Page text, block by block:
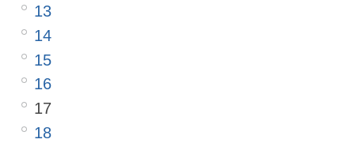
13
14
15
16
17
18